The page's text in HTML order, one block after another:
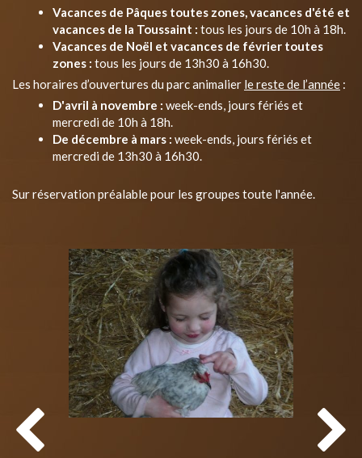
Vacances de Pâques toutes zones, vacances d'été et
vacances de la Toussaint : tous les jours de 10h à 18h.
Vacances de Noël et vacances de février toutes
zones : tous les jours de 13h30 à 16h30.
Les horaires d’ouvertures du parc animalier le reste de l’année :
D'avril à novembre : week-ends, jours fériés et
mercredi de 10h à 18h.
De décembre à mars : week-ends, jours fériés et
mercredi de 13h30 à 16h30.
Sur réservation préalable pour les groupes toute l'année.